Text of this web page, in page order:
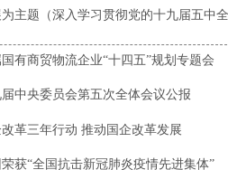
主题（深入学习贯彻党的十九届五中全
有商贸物流企业“十四五”规划专题会
中央委员会第五次全体会议公报
革三年行动 推动国企改革发展
获“全国抗击新冠肺炎疫情先进集体”